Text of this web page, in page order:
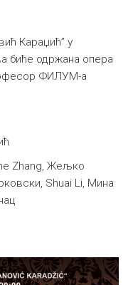
Караџић” у
биће одржана опера
ФИЛУМ-а
Zhang, Жељко
Shuai Li, Мина